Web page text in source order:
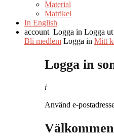
Material
Matrikel
In English
account Logga in Logga ut
Bli medlem Logga in Mitt
Logga in
i
Använd e-
Välkommen